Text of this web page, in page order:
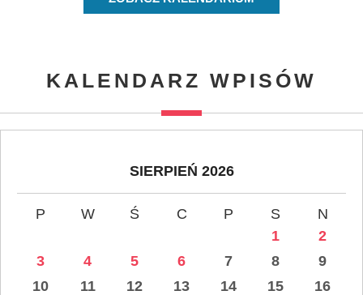
KALENDARZ WPISÓW
SIERPIEŃ 2026
P W Ś C P S
N
1
2
3
4 5 6 7 8
9
10
11 12 13 14 15
16